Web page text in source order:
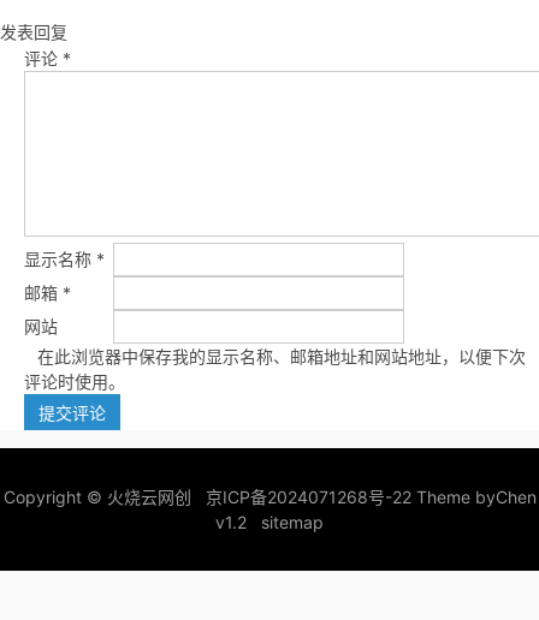
发表回复
评论 *
显示名称 *
邮箱 *
网站
在此浏览器中保存我的显示名称、邮箱地址和网站地址，以便下次
评论时使用。
Copyright © 火烧云网创 京ICP备2024071268号-22Theme byChen
v1.2
sitemap